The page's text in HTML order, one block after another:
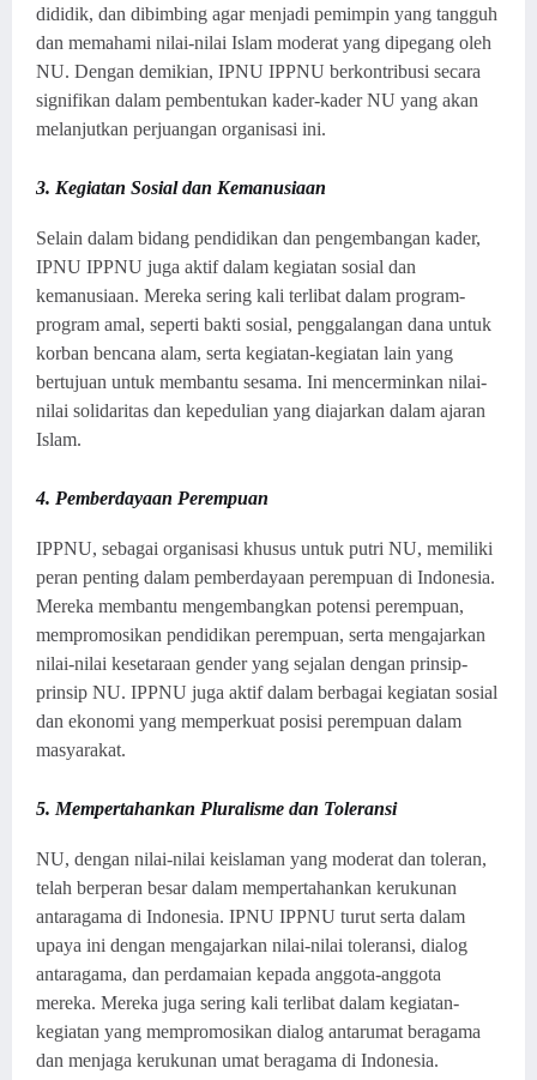
dididik, dan dibimbing agar menjadi pemimpin yang tangguh
dan memahami nilai-nilai Islam moderat yang dipegang oleh
NU. Dengan demikian, IPNU IPPNU berkontribusi secara
signifikan dalam pembentukan kader-kader NU yang akan
melanjutkan perjuangan organisasi ini.
3. Kegiatan Sosial dan Kemanusiaan
Selain dalam bidang pendidikan dan pengembangan kader,
IPNU IPPNU juga aktif dalam kegiatan sosial dan
kemanusiaan. Mereka sering kali terlibat dalam program-
program amal, seperti bakti sosial, penggalangan dana untuk
korban bencana alam, serta kegiatan-kegiatan lain yang
bertujuan untuk membantu sesama. Ini mencerminkan nilai-
nilai solidaritas dan kepedulian yang diajarkan dalam ajaran
Islam.
4. Pemberdayaan Perempuan
IPPNU, sebagai organisasi khusus untuk putri NU, memiliki
peran penting dalam pemberdayaan perempuan di Indonesia.
Mereka membantu mengembangkan potensi perempuan,
mempromosikan pendidikan perempuan, serta mengajarkan
nilai-nilai kesetaraan gender yang sejalan dengan prinsip-
prinsip NU. IPPNU juga aktif dalam berbagai kegiatan sosial
dan ekonomi yang memperkuat posisi perempuan dalam
masyarakat.
5. Mempertahankan Pluralisme dan Toleransi
NU, dengan nilai-nilai keislaman yang moderat dan toleran,
telah berperan besar dalam mempertahankan kerukunan
antaragama di Indonesia. IPNU IPPNU turut serta dalam
upaya ini dengan mengajarkan nilai-nilai toleransi, dialog
antaragama, dan perdamaian kepada anggota-anggota
mereka. Mereka juga sering kali terlibat dalam kegiatan-
kegiatan yang mempromosikan dialog antarumat beragama
dan menjaga kerukunan umat beragama di Indonesia.